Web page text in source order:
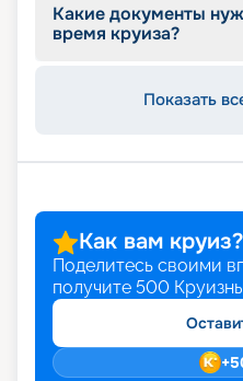
Какие документы
время круиза?
Показать
Как вам круиз?
Поделитесь своими
получите 500
+